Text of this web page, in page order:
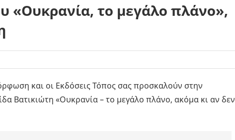
«Ουκρανία, το μεγάλο πλάνο»,
και οι Εκδόσεις Τόπος σας προσκαλούν στην
Βατικιώτη «Ουκρανία – το μεγάλο πλάνο, ακόμα κι αν δεν